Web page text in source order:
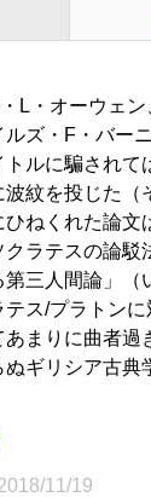
L・オーウェ
ルズ・F・バー
ルに騙されて
紋を投じた（
ねくれた論文
クラテスの論駁
第三人間論」（
ス/プラトン
あまりに曲者過
ぬギリシア古典
11/19